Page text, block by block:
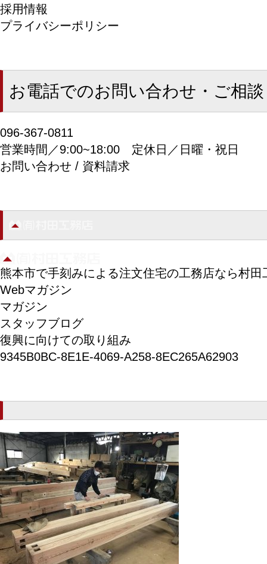
採用情報
プライバシーポリシー
お電話でのお問い合わせ・ご相談
096-367-0811
営業時間／9:00~18:00 定休日／日曜・祝日
お問い合わせ / 資料請求
熊本市で手刻みによる注文住宅の工務店なら村田
Webマガジン
マガジン
スタッフブログ
復興に向けての取り組み
9345B0BC-8E1E-4069-A258-8EC265A62903